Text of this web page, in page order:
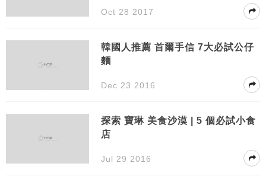
Oct 28 2017
韓國人推薦 首爾手信 7大必試公仔
麵
Dec 23 2016
探索 寶琳 美食沙漠 | 5 個必試小食
店
Jul 29 2016